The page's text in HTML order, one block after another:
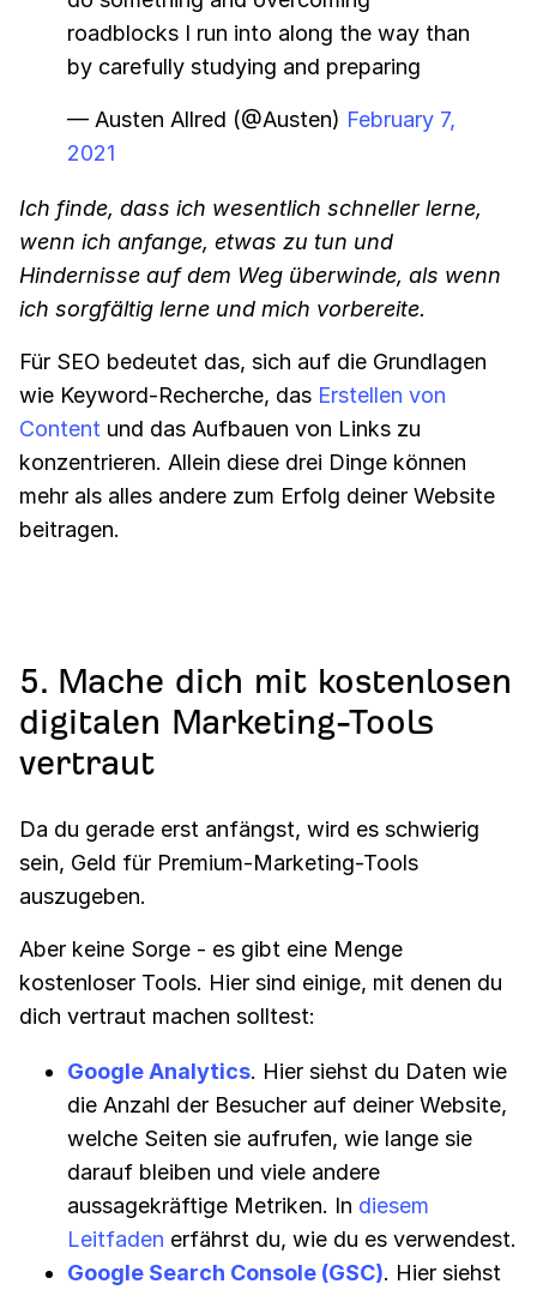
roadblocks I run into along the way than
by carefully studying and preparing
— Austen Allred (@Austen) February 7,
2021
Ich finde, dass ich wesentlich schneller lerne,
wenn ich anfange, etwas zu tun und
Hindernisse auf dem Weg überwinde, als wenn
ich sorgfältig lerne und mich vorbereite.
Für SEO bedeutet das, sich auf die Grundlagen
wie Keyword-Recherche, das Erstellen von
Content und das Aufbauen von Links zu
konzentrieren. Allein diese drei Dinge können
mehr als alles andere zum Erfolg deiner Website
beitragen.
5. Mache dich mit kostenlosen
digitalen Marketing-Tools
vertraut
Da du gerade erst anfängst, wird es schwierig
sein, Geld für Premium-Marketing-Tools
auszugeben.
Aber keine Sorge - es gibt eine Menge
kostenloser Tools. Hier sind einige, mit denen du
dich vertraut machen solltest:
Google Analytics. Hier siehst du Daten wie
die Anzahl der Besucher auf deiner Website,
welche Seiten sie aufrufen, wie lange sie
darauf bleiben und viele andere
aussagekräftige Metriken. In diesem
Leitfaden erfährst du, wie du es verwendest.
Google Search Console (GSC). Hier siehst